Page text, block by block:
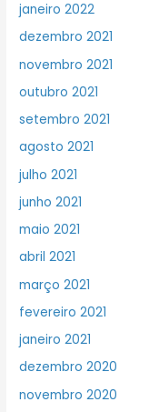
janeiro 2022
dezembro 2021
novembro 2021
outubro 2021
setembro 2021
agosto 2021
julho 2021
junho 2021
maio 2021
abril 2021
março 2021
fevereiro 2021
janeiro 2021
dezembro 2020
novembro 2020